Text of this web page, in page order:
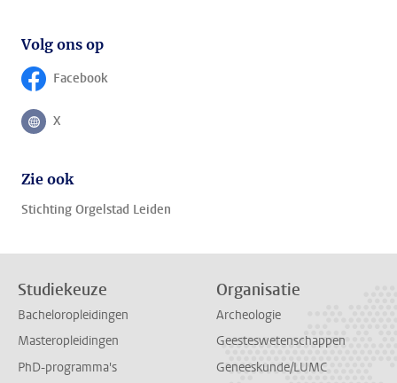
Volg ons op
Facebook
X
Zie ook
Stichting Orgelstad Leiden
Studiekeuze
Bacheloropleidingen
Masteropleidingen
PhD-programma's
Organisatie
Archeologie
Geesteswetenschappen
Geneeskunde/LUMC